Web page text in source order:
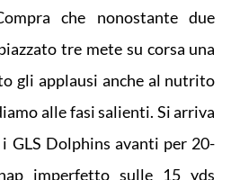
che nonostante due
tre mete su corsa una
gli applausi anche al nutrito
alle fasi salienti. Si arriva
GLS Dolphins avanti per 20-
imperfetto sulle 15 yds